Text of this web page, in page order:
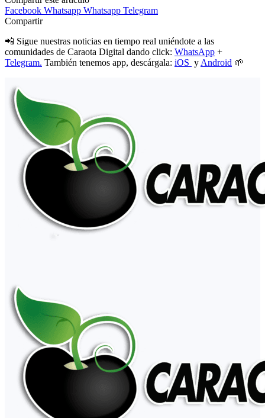
Facebook Whatsapp Whatsapp Telegram
Compartir
📲 Sigue nuestras noticias en tiempo real uniéndote a las
comunidades de Caraota Digital dando click: WhatsApp +
Telegram. También tenemos app, descárgala: iOS y Android 🌱